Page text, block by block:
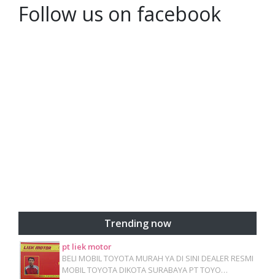
Follow us on facebook
Trending now
pt liek motor
BELI MOBIL TOYOTA MURAH YA DI SINI DEALER RESMI
MOBIL TOYOTA DIKOTA SURABAYA PT TOYO…